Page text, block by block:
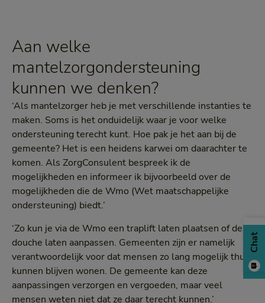
Aan welke
mantelzorgondersteuning
kunnen we denken?
‘Als mantelzorger heb je met verschillende instanties te
maken. Soms is het onduidelijk waar je voor welke
ondersteuning terecht kunt. Hoe pak je het aan bij de
gemeente? Het is een heidens karwei om daarachter te
komen. Als ZorgConsulent bespreek ik de
mogelijkheden en informeer ik bijvoorbeeld over de
mogelijkheden die de Wmo (Wet maatschappelijke
ondersteuning) biedt.’
‘Zo kun je via de Wmo een traplift laten plaatsen of de
douche laten aanpassen. Gemeenten zijn er namelijk
verantwoordelijk voor dat mensen zo lang mogelijk thuis
kunnen blijven wonen. De gemeente kan deze
aanpassingen verzorgen en vergoeden, maar veel
mensen weten niet dat ze daar terecht kunnen.’
Chat